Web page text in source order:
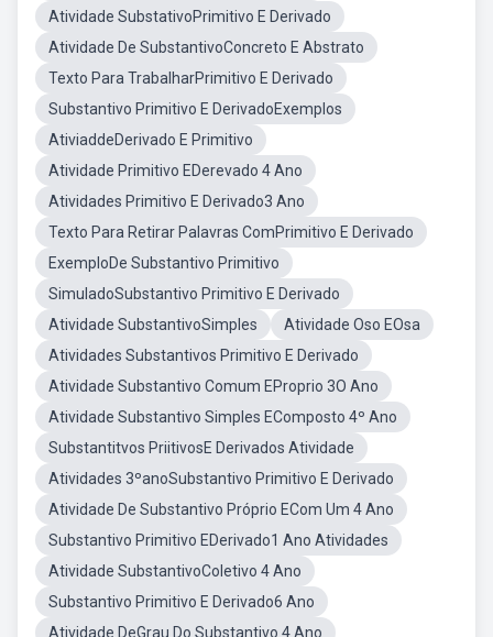
Atividade SubstativoPrimitivo E Derivado
Atividade De SubstantivoConcreto E Abstrato
Texto Para TrabalharPrimitivo E Derivado
Substantivo Primitivo E DerivadoExemplos
AtiviaddeDerivado E Primitivo
Atividade Primitivo EDerevado 4 Ano
Atividades Primitivo E Derivado3 Ano
Texto Para Retirar Palavras ComPrimitivo E Derivado
ExemploDe Substantivo Primitivo
SimuladoSubstantivo Primitivo E Derivado
Atividade SubstantivoSimples
Atividade Oso EOsa
Atividades Substantivos Primitivo E Derivado
Atividade Substantivo Comum EProprio 3O Ano
Atividade Substantivo Simples EComposto 4º Ano
Substantitvos PriitivosE Derivados Atividade
Atividades 3ºanoSubstantivo Primitivo E Derivado
Atividade De Substantivo Próprio ECom Um 4 Ano
Substantivo Primitivo EDerivado1 Ano Atividades
Atividade SubstantivoColetivo 4 Ano
Substantivo Primitivo E Derivado6 Ano
Atividade DeGrau Do Substantivo 4 Ano